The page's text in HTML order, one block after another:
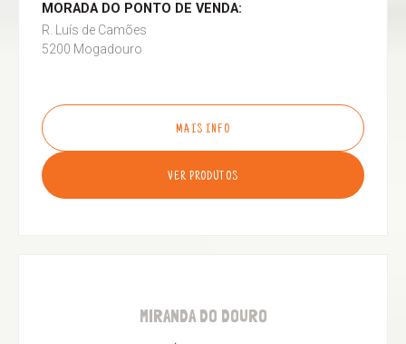
MORADA DO PONTO DE VENDA:
R. Luís de Camões
5200 Mogadouro
MAIS INFO
VER PRODUTOS
MIRANDA DO DOURO